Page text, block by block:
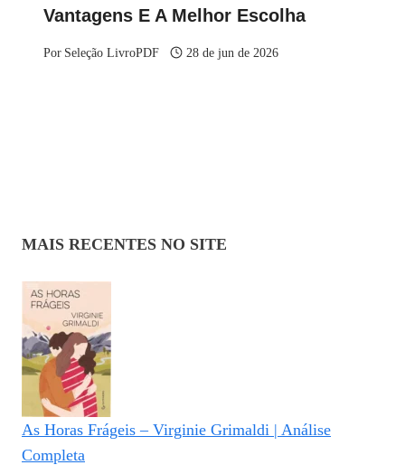
Vantagens E A Melhor Escolha
Por Seleção LivroPDF 28 de jun de 2026
MAIS RECENTES NO SITE
As Horas Frágeis – Virginie Grimaldi | Análise
Completa